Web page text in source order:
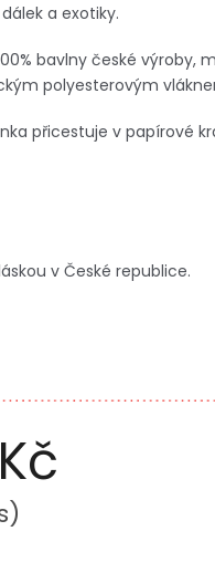
)
a exotiky.
bavlny české výroby,
polyesterovým
přicestuje v papírové
v České republice.